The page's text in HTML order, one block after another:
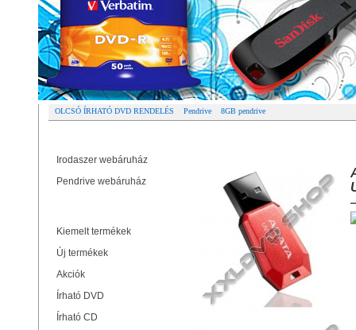
OLCSÓ ÍRHATÓ DVD RENDELÉS Pendrive 8GB pendrive
Irodaszer webáruház
Pendrive webáruház
Kiemelt termékek
Új termékek
Akciók
Írható DVD
Írható CD